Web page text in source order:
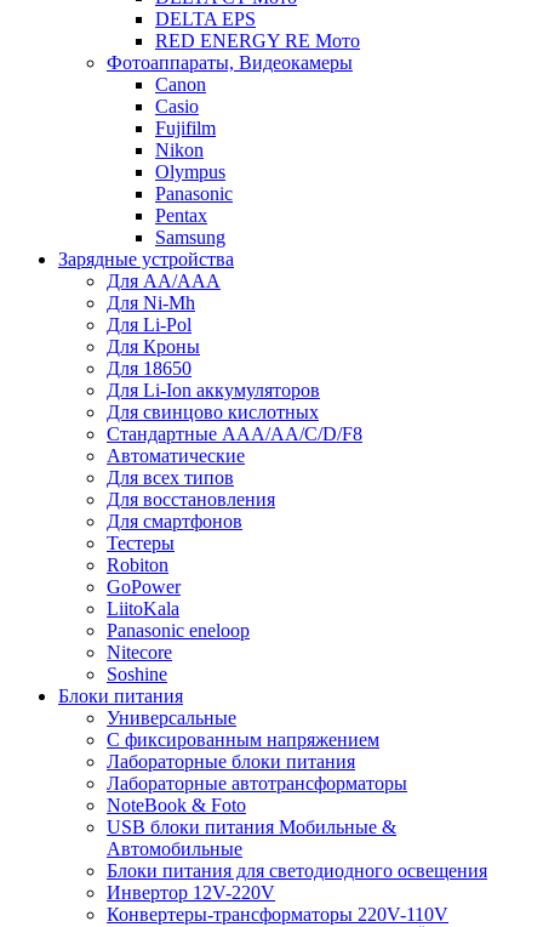
DELTA EPS
RED ENERGY RE Мото
Фотоаппараты, Видеокамеры
Canon
Casio
Fujifilm
Nikon
Olympus
Panasonic
Pentax
Samsung
Зарядные устройства
Для AA/AAA
Для Ni-Mh
Для Li-Pol
Для Кроны
Для 18650
Для Li-Ion аккумуляторов
Для свинцово кислотных
Стандартные ААА/АА/С/D/F8
Автоматические
Для всех типов
Для восстановления
Для смартфонов
Тестеры
Robiton
GoPower
LiitoKala
Panasonic eneloop
Nitecore
Soshine
Блоки питания
Универсальные
C фиксированным напряжением
Лабораторные блоки питания
Лабораторные автотрансформаторы
NoteBook & Foto
USB блоки питания Мобильные &
Автомобильные
Блоки питания для светодиодного освещения
Инвертор 12V-220V
Конвертеры-трансформаторы 220V-110V